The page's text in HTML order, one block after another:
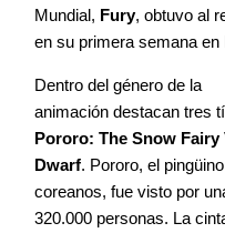
Mundial, Fury, obtuvo al
en su primera semana en
Dentro del género de la
animación destacan tres
Pororo: The Snow
Dwarf. Pororo, el
coreanos, fue visto por
320.000 personas. La